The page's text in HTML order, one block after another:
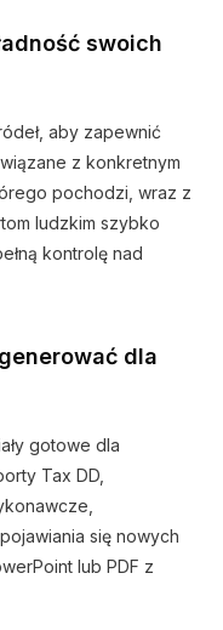
swoich
aby zapewnić
z konkretnym
pochodzi, wraz z
ludzkim szybko
kontrolę nad
dla
gotowe dla
Tax DD,
się nowych
lub PDF z